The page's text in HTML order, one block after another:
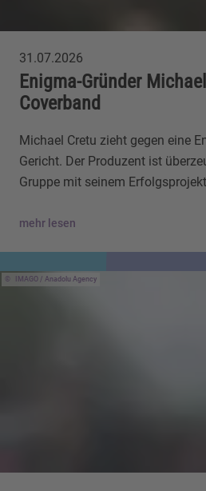
31.07.2026
Enigma-Gründer
Coverband
Michael Cretu zieht gegen eine
Gericht. Der Produzent ist
Gruppe mit seinem
mehr lesen
IMAGO / Anadolu Agency